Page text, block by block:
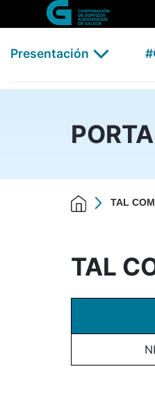
Skip to Main Content
TAL COMO
Presentación
TAL
TAL